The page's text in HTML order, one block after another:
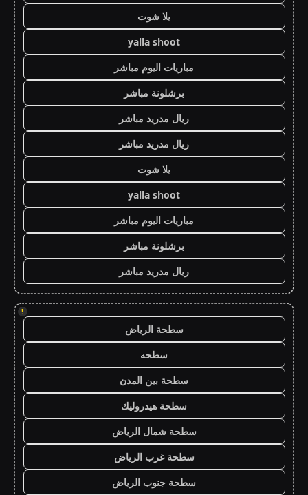
يلا شوت
yalla shoot
مباريات اليوم مباشر
برشلونة مباشر
ريال مدريد مباشر
ريال مدريد مباشر
يلا شوت
yalla shoot
مباريات اليوم مباشر
برشلونة مباشر
ريال مدريد مباشر
!
سطحة الرياض
سطحه
سطحة بين المدن
سطحة هيدروليك
سطحة شمال الرياض
سطحة غرب الرياض
سطحة جنوب الرياض